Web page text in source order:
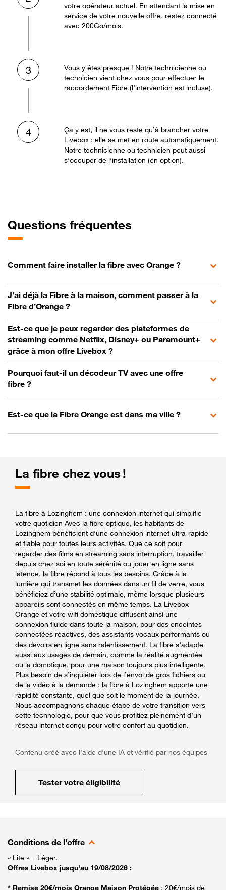
votre opérateur actuel. En attendant la mise en
service de votre nouvelle offre, restez connecté
avec 200Go/mois.
3
Vous y êtes presque ! Notre technicienne ou
technicien vient chez vous pour effectuer le
raccordement Fibre (l’intervention est incluse).
4
Ça y est, il ne vous reste qu’à brancher votre
Livebox : elle se met en route automatiquement.
Notre technicienne ou technicien peut aussi
s’occuper de l’installation (en option).
Questions fréquentes
Comment faire installer la fibre avec Orange ?
J’ai déjà la Fibre à la maison, comment passer à la
Fibre d’Orange ?
Est-ce que je peux regarder des plateformes de
streaming comme Netflix, Disney+ ou Paramount+
grâce à mon offre Livebox ?
Pourquoi faut-il un décodeur TV avec une offre
fibre ?
Est-ce que la Fibre Orange est dans ma ville ?
La fibre chez vous !
La fibre à Lozinghem : une connexion internet qui simplifie
votre quotidien Avec la fibre optique, les habitants de
Lozinghem bénéficient d’une connexion internet ultra-rapide
et fiable pour toutes leurs activités. Que ce soit pour
regarder des films en streaming sans interruption, travailler
depuis chez soi en toute sérénité ou jouer en ligne sans
latence, la fibre répond à tous les besoins. Grâce à la
lumière qui transmet les données dans un fil de verre, vous
bénéficiez d’une stabilité optimale, même lorsque plusieurs
appareils sont connectés en même temps. La Livebox
Orange et votre wifi domestique diffusent ainsi une
connexion fluide dans toute la maison, pour des enceintes
connectées réactives, des assistants vocaux performants ou
des devoirs en ligne sans ralentissement. La fibre s’adapte
aussi aux usages de demain, comme la réalité augmentée
ou la domotique, pour une maison toujours plus intelligente.
Plus besoin de s’inquiéter lors de l’envoi de gros fichiers ou
de la vidéo à la demande : la fibre à Lozinghem apporte une
rapidité constante, quel que soit le moment de la journée.
Nous accompagnons chaque étape de votre transition vers
cette technologie, pour que vous profitiez pleinement d’un
réseau internet conçu pour votre confort au quotidien.
Contenu créé avec l’aide d’une IA et vérifié par nos équipes
Tester votre éligibilité
Conditions de l'offre
« Lite » = Léger.
Offres Livebox jusqu'au 19/08/2026 :
* Remise 20€/mois Orange Maison Protégée : 20€/mois de